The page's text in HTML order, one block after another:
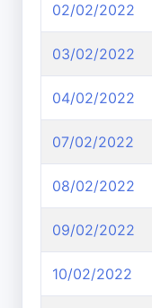
02/02/2022
03/02/2022
04/02/2022
07/02/2022
08/02/2022
09/02/2022
10/02/2022